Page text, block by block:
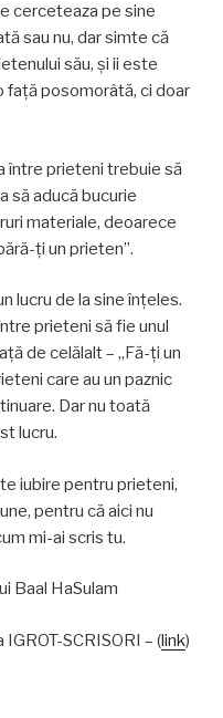
cerceteaza pe sine
sau nu, dar simte că
său, și ii este
față posomorâtă, ci doar
între prieteni trebuie să
să aducă bucurie
materiale, deoarece
ți un prieten”.
lucru de la sine înțeles.
prieteni să fie unul
de celălalt – „Fă-ți un
care au un paznic
Dar nu toată
lucru.
iubire pentru prieteni,
pentru că aici nu
mi-ai scris tu.
Baal HaSulam
IGROT-SCRISORI – (link)